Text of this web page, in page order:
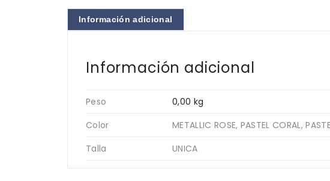
Información adicional
Información adicional
Peso
0,00 kg
Color
METALLIC ROSE, PASTEL CORAL,
Talla
UNICA